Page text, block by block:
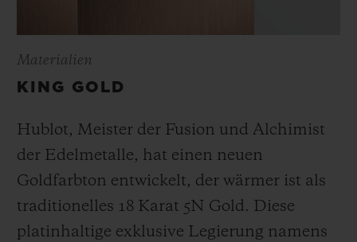
Materialien
KING GOLD
Hublot, Meister der Fusion und Alchimist
der Edelmetalle, hat einen neuen
Goldfarbton entwickelt, der wärmer ist als
traditionelles 18 Karat 5N Gold. Diese
platinhaltige exklusive Legierung namens